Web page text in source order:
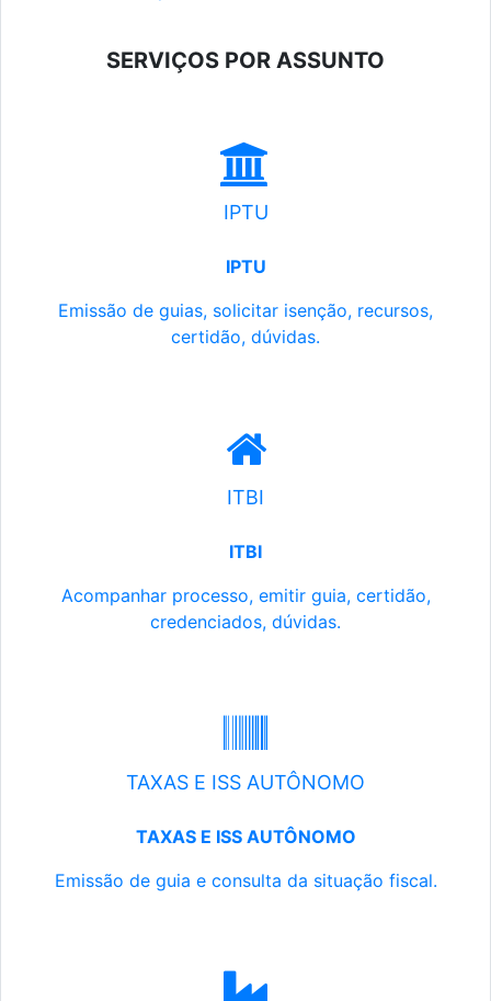
SERVIÇOS POR ASSUNTO
IPTU
IPTU
Emissão de guias, solicitar isenção, recursos,
certidão, dúvidas.
ITBI
ITBI
Acompanhar processo, emitir guia, certidão,
credenciados, dúvidas.
TAXAS E ISS AUTÔNOMO
TAXAS E ISS AUTÔNOMO
Emissão de guia e consulta da situação fiscal.